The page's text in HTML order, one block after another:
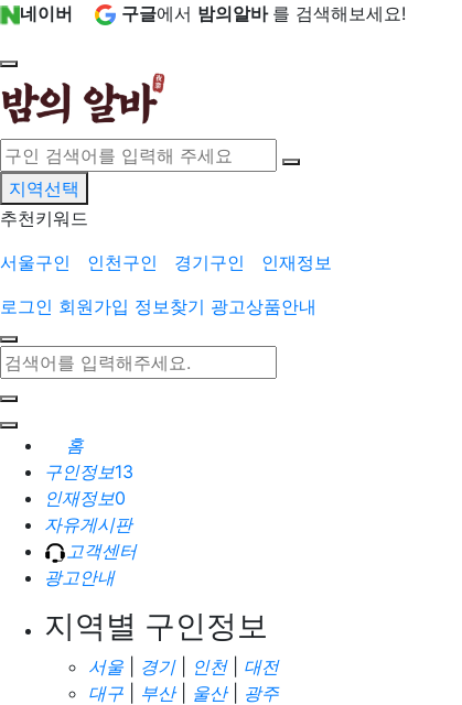
네이버 구글에서 밤의알바 를 검색해보세요!
지역선택
추천키워드
서울구인
인천구인 경기구인
인재정보
로그인 회원가입 정보찾기 광고상품안내
홈
구인정보13
인재정보0
자유게시판
고객센터
광고안내
지역별 구인정보
서울 경기| 인천| 대전
대구
부산| 울산| 광주